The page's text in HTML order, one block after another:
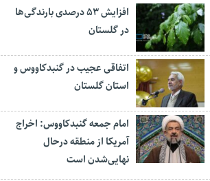
افزایش ۵۳ درصدی بارندگی‌ها
در گلستان
اتفاقی عجیب در‌ گنبدکاووس و
استان گلستان
امام جمعه گنبدکاووس: اخراج
آمریکا از منطقه درحال
نهایی‌شدن است